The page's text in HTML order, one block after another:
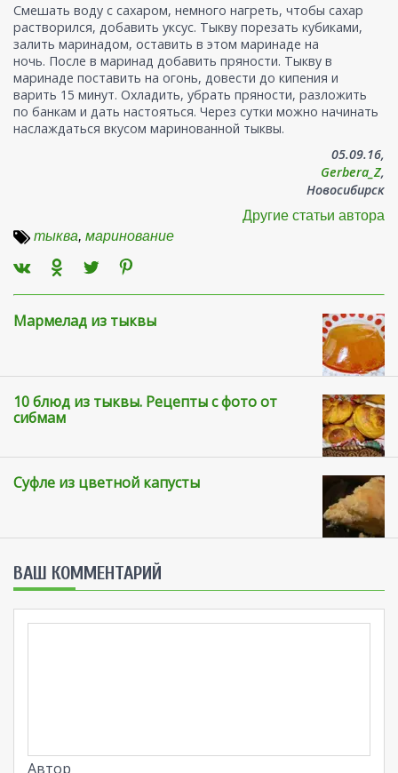
Смешать воду с сахаром, немного нагреть, чтобы сахар
растворился, добавить уксус. Тыкву порезать кубиками,
залить маринадом, оставить в этом маринаде на
ночь. После в маринад добавить пряности. Тыкву в
маринаде поставить на огонь, довести до кипения и
варить 15 минут. Охладить, убрать пряности, разложить
по банкам и дать настояться. Через сутки можно начинать
наслаждаться вкусом маринованной тыквы.
05.09.16,
Gerbera_Z,
Новосибирск
Другие статьи автора
тыква, маринование
Мармелад из тыквы
10 блюд из тыквы. Рецепты с фото от
сибмам
Суфле из цветной капусты
ВАШ КОММЕНТАРИЙ
Автор